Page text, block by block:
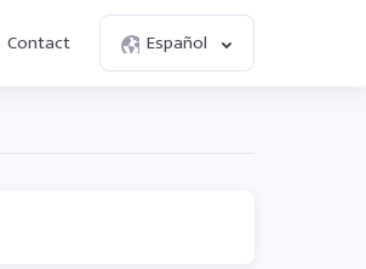
Contact Español